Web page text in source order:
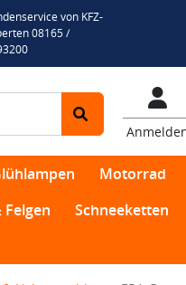
von KFZ-
08165 /
Motorrad
Felgen Schneeketten